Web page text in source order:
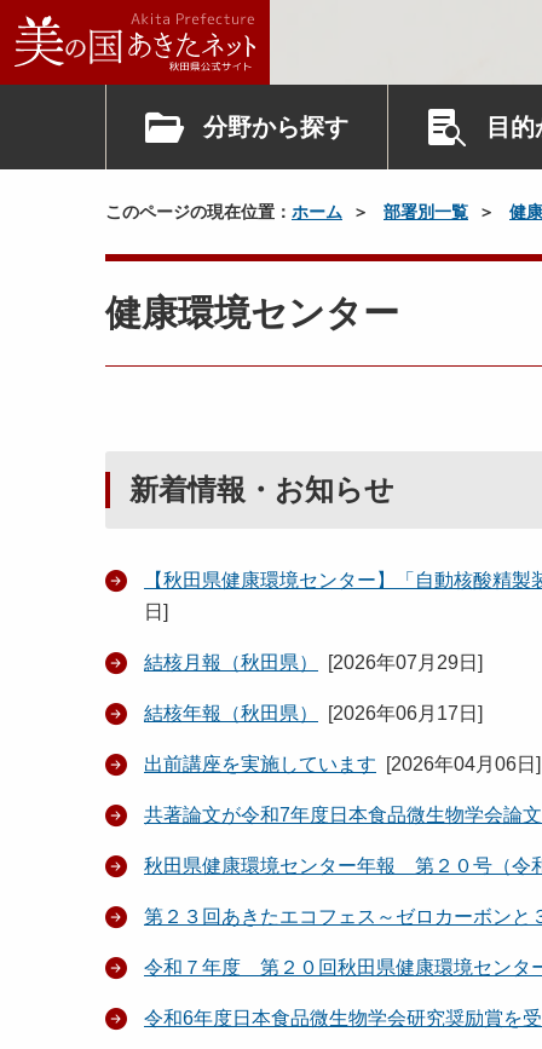
分野から探す 目
このページの現在位置： ホーム 部署別一覧 健
健康環境センター
新着情報・お知らせ
【秋田県健康環境センター】「自動核酸精
日 ]
結核月報（秋田県） [2026年07月29日 ]
結核年報（秋田県） [2026年06月17日 ]
出前講座を実施しています [2026年04月06日 ]
共著論文が令和7年度日本食品微生物学会論
秋田県健康環境センター年報 第２０号（令
第２３回あきたエコフェス～ゼロカーボンと
令和７年度 第２０回秋田県健康環境センタ
令和6年度日本食品微生物学会研究奨励賞を